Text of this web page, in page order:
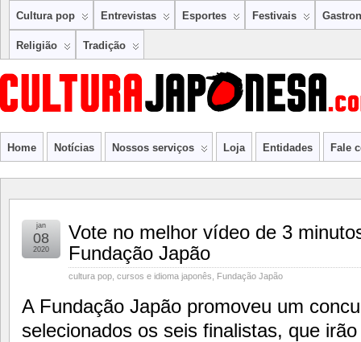
Cultura pop Entrevistas Esportes Festivais
Religião Tradição
Home Notícias Nossos serviços Loja Entidades Fale
Vote no melhor vídeo de 3
Fundação Japão
cultura pop cursos e idioma japonês Fundação Japão
jan
08
2020
A Fundação Japão promoveu um
selecionados os seis finalistas, que